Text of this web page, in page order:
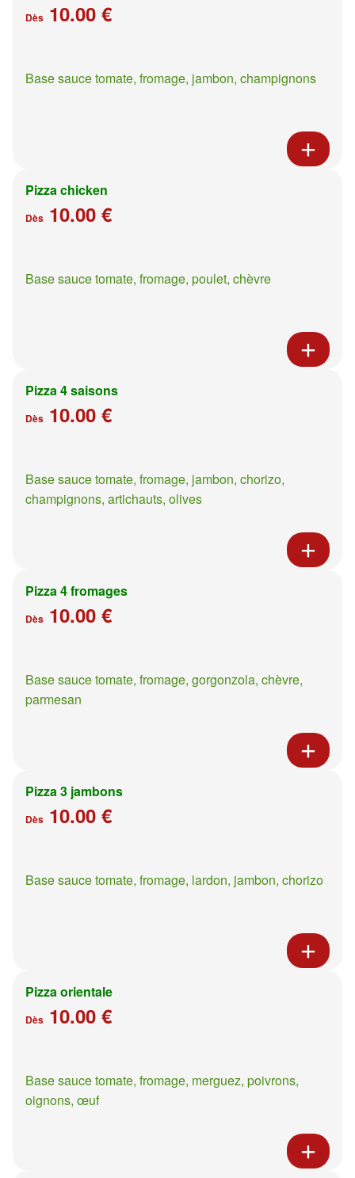
Dès 10.00 €
Base sauce tomate, fromage, jambon, champignons
Pizza chicken
Dès 10.00 €
Base sauce tomate, fromage, poulet, chèvre
Pizza 4 saisons
Dès 10.00 €
Base sauce tomate, fromage, jambon, chorizo,
champignons, artichauts, olives
Pizza 4 fromages
Dès 10.00 €
Base sauce tomate, fromage, gorgonzola, chèvre,
parmesan
Pizza 3 jambons
Dès 10.00 €
Base sauce tomate, fromage, lardon, jambon, chorizo
Pizza orientale
Dès 10.00 €
Base sauce tomate, fromage, merguez, poivrons,
oignons, œuf